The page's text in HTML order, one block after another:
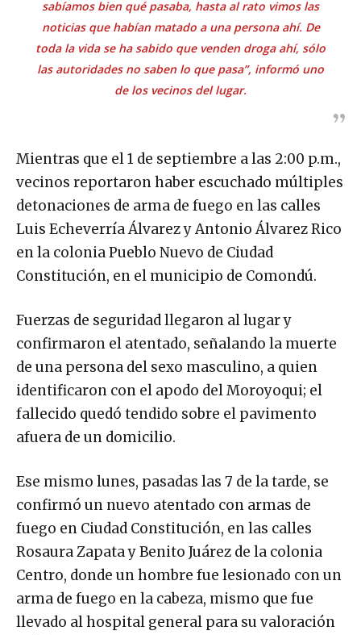
sabíamos bien qué pasaba, hasta al rato vimos las
noticias que habían matado a una persona ahí. De
toda la vida se ha sabido que venden droga ahí, sólo
las autoridades no saben lo que pasa”, informó uno
de los vecinos del lugar.
Mientras que el 1 de septiembre a las 2:00 p.m.,
vecinos reportaron haber escuchado múltiples
detonaciones de arma de fuego en las calles
Luis Echeverría Álvarez y Antonio Álvarez Rico
en la colonia Pueblo Nuevo de Ciudad
Constitución, en el municipio de Comondú.
Fuerzas de seguridad llegaron al lugar y
confirmaron el atentado, señalando la muerte
de una persona del sexo masculino, a quien
identificaron con el apodo del Moroyoqui; el
fallecido quedó tendido sobre el pavimento
afuera de un domicilio.
Ese mismo lunes, pasadas las 7 de la tarde, se
confirmó un nuevo atentado con armas de
fuego en Ciudad Constitución, en las calles
Rosaura Zapata y Benito Juárez de la colonia
Centro, donde un hombre fue lesionado con un
arma de fuego en la cabeza, mismo que fue
llevado al hospital general para su valoración